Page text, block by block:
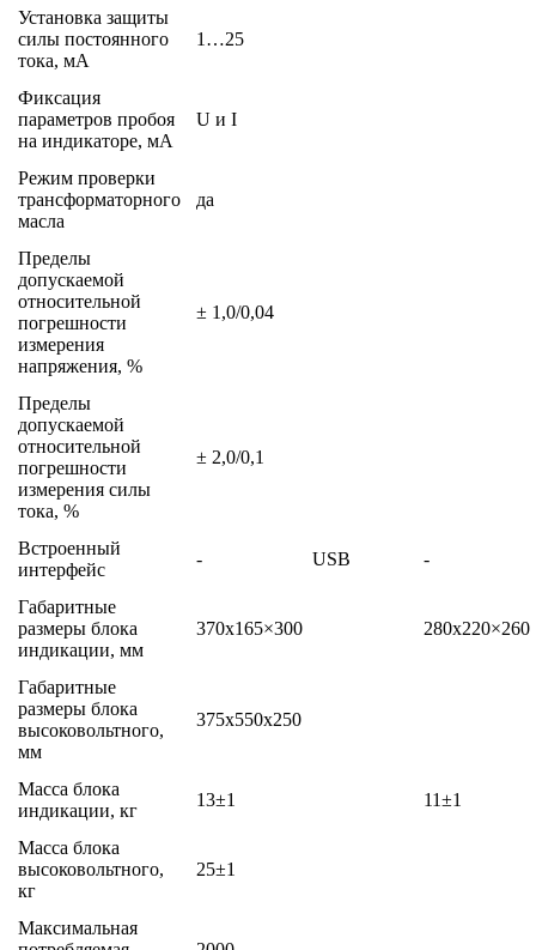
Установка защиты
силы постоянного
тока, мА
1…25
Фиксация
параметров пробоя
на индикаторе, мА
U и I
Режим проверки
трансформаторного
масла
да
Пределы
допускаемой
относительной
погрешности
измерения
напряжения, %
± 1,0/0,04
Пределы
допускаемой
относительной
погрешности
измерения силы
тока, %
± 2,0/0,1
Встроенный
интерфейс
- USB -
Габаритные
размеры блока
индикации, мм
370х165×300 280х220×260
Габаритные
размеры блока
высоковольтного,
мм
375х550х250
Масса блока
индикации, кг
13±1 11±1
Масса блока
высоковольтного,
кг
25±1
Максимальная